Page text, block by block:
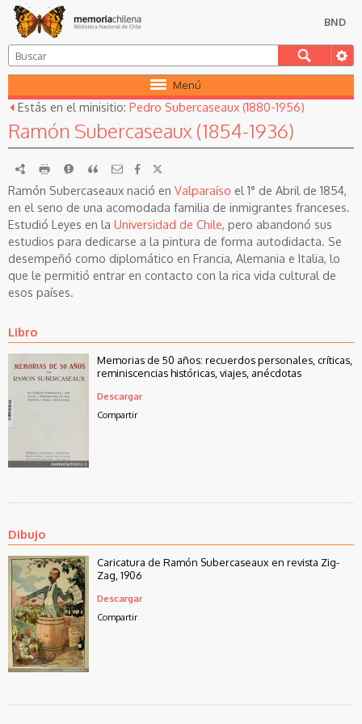
BND
Menú
Estás en el minisitio: Pedro Subercaseaux (1880-1956)
Ramón Subercaseaux (1854-1936)
RDF imprimirReportarCitar
Ramón Subercaseaux nació en Valparaíso el 1° de Abril de 1854,
en el seno de una acomodada familia de inmigrantes franceses.
Estudió Leyes en la Universidad de Chile, pero abandonó sus
estudios para dedicarse a la pintura de forma autodidacta. Se
desempeñó como diplomático en Francia, Alemania e Italia, lo
que le permitió entrar en contacto con la rica vida cultural de
esos países.
Libro
Memorias de 50 años: recuerdos personales, críticas,
reminiscencias históricas, viajes, anécdotas
Descargar
Compartir
Dibujo
Caricatura de Ramón Subercaseaux en revista Zig-
Zag, 1906
Descargar
Compartir